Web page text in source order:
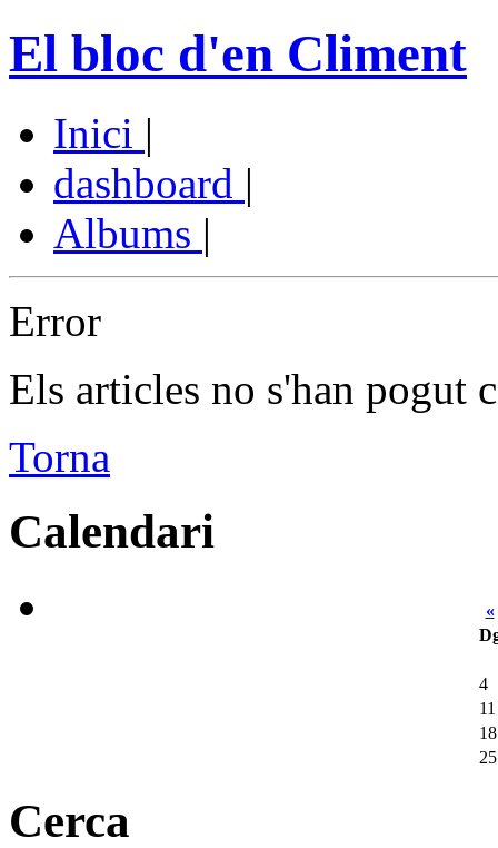
El bloc d'en Climent
Inici |
dashboard |
Albums |
Error
Els articles no s'han pogut
Torna
Calendari
«
4
11
18
25
Cerca